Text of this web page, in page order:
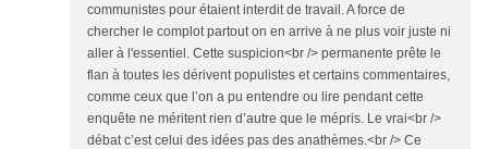
communistes pour étaient interdit de travail. A force de
chercher le complot partout on en arrive à ne plus voir juste ni
aller à l'essentiel. Cette suspicion<br /> permanente prête le
flan à toutes les dérivent populistes et certains commentaires,
comme ceux que l’on a pu entendre ou lire pendant cette
enquête ne méritent rien d’autre que le mépris. Le vrai<br />
débat c’est celui des idées pas des anathèmes.<br /> Ce